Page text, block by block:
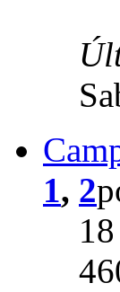
1, 2
18